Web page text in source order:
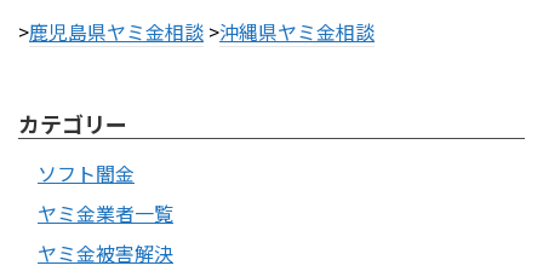
>鹿児島県ヤミ金相談 >沖縄県ヤミ金相談
カテゴリー
ソフト闇金
ヤミ金業者一覧
ヤミ金被害解決